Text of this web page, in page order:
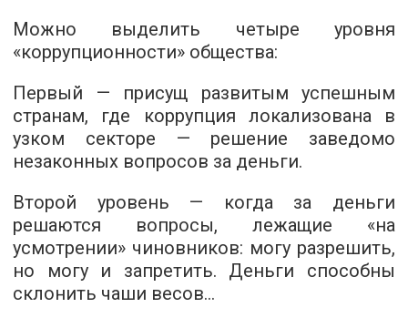
Можно выделить четыре уровня
«коррупционности» общества:
Первый — присущ развитым успешным
странам, где коррупция локализована в
узком секторе — решение заведомо
незаконных вопросов за деньги.
Второй уровень — когда за деньги
решаются вопросы, лежащие «на
усмотрении» чиновников: могу разрешить,
но могу и запретить. Деньги способны
склонить чаши весов…